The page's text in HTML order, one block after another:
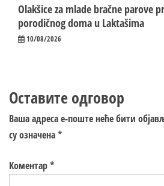
Olakšice za mlade bračne parove
porodičnog doma u Laktašima
10/08/2026
Оставите одговор
Ваша адреса е-поште неће бити
су означена*
Коментар*